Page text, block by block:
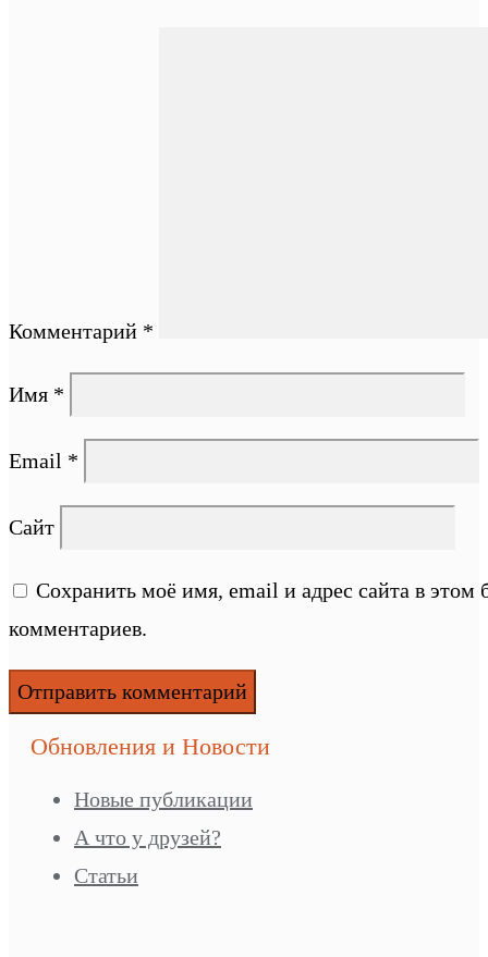
Комментарий *
Имя *
Email *
Сайт
Сохранить моё имя, email и адрес сайта в
комментариев.
Обновления и Новости
Новые публикации
А что у друзей?
Статьи